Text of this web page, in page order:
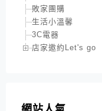
敗家團購
生活小溫馨
3C電器
店家邀約Let's go